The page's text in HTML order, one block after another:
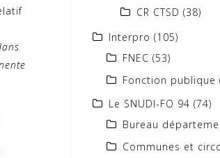
CR CTSD (38)
Interpro (105)
FNEC (53)
Fonction publique
Le SNUDI-FO 94 (74)
Bureau
Communes et